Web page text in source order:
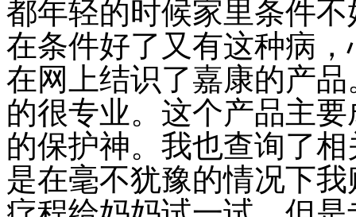
都年轻的时候家里条件
在条件好了又有这种病
在网上结识了嘉康的产
的很专业。这个产品主
的保护神。我也查询了
是在毫不犹豫的情况下